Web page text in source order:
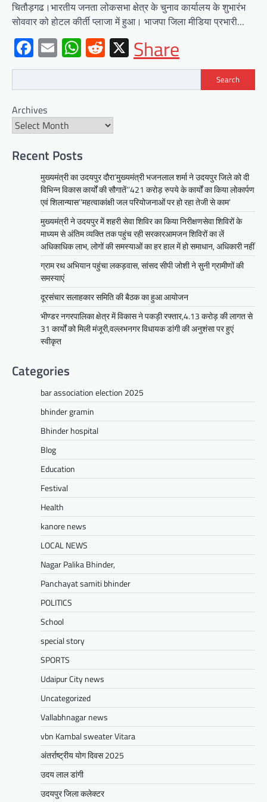
चितौड़गढ।भारतीय जनता लोकसभा क्षेत्र के चुनाव कार्यालय के शुभारंभ
सोववार को होटल कीर्ती प्लाजा में हुआ। भाजपा जिला मीडिया प्रभारी…
Facebook
EmailWhatsApp
Reddit
X
Share
Search
Archives
Recent Posts
मुख्यमंत्री का उदयपुर दौरा’मुख्यमंत्री भजनलाल शर्मा ने उदयपुर जिले को दी
विभिन्न विकास कार्यों की सौगातें’’421 करोड़ रुपये के कार्यों का किया लोकार्पण
एवं शिलान्यास’’महत्वाकांक्षी जल परियोजनाओं पर हो रहा तेजी से काम’
मुख्यमंत्री ने उदयपुर में शहरी सेवा शिविर का किया निरीक्षणसेवा शिविरों के
माध्यम से अंतिम व्यक्ति तक पहुंच रही सरकारआमजन शिविरों का लें
अधिकाधिक लाभ, लोगों की समस्याओं का हर हाल में हो समाधान, अधिकारी नहीं
ग्राम रथ अभियान पहुंचा लकड़वास, सांसद सीपी जोशी ने सुनी ग्रामीणों की
समस्याएं
दूरसंचार सलाहकार समिति की बैठक का हुआ आयोजन
भीण्डर नगरपालिका क्षेत्र में विकास ने पकड़ी रफ्तार,4.13 करोड़ की लागत से
31 कार्यों को मिली मंजूरी,वल्लभनगर विधायक डांगी की अनुशंसा पर हुएं
स्वीकृत
Categories
bar association election 2025
bhinder gramin
Bhinder hospital
Blog
Education
Festival
Health
kanore news
LOCAL NEWS
Nagar Palika Bhinder,
Panchayat samiti bhinder
POLITICS
School
special story
SPORTS
Udaipur City news
Uncategorized
Vallabhnagar news
vbn Kambal sweater Vitara
अंतर्राष्ट्रीय योग दिवस 2025
उदय लाल डांगी
उदयपुर जिला कलेक्टर
का किया निरीक्षणसेवा शिविरों के माध्यम से
अंतिम व्यक्ति तक पहुंच रही
समाधान, अधिकारी नहीं
Mewari Khabar June 17, 2026
उदयपुर जयपुर 17 जून। मुख्यमंत्री भजनलाल शर्मा ने
बुधवार को उदयपुर प्रवास के दौरान उदयपुर विकास
प्राधिकरण में आयोजित शहरी…
Facebook
EmailWhatsApp
Reddit
X
Share
सीपी जोशी
ग्राम रथ अभियान पहुंचा लकड़वास, सांसद
अंतिम पायदान पर बैठे व्यक्ति तक योजनाओं का लाभ
पहुंचाने और उसे मुख्यधारा…
Facebook
EmailWhatsApp
Reddit
X
Share
UDAIPUR CITY NEWS
हुआ आयोजन
Mewari Khabar April 22, 2026
मेवाड़ी खबर@उदयपुर।दूर संचार सलाहकार समिति की
बैठक बुधवार को भारत संचार निगम लिमिटेड बीएसएनएल
के सभागार में सांसद उदयपुर डॉ.…
Facebook
EmailWhatsApp
Reddit
X
Share
मुख्यमंत्री का उदयपुर दौरा’मुख्यमंत्री
भजनलाल शर्मा ने उदयपुर जिले को दी
विभिन्न विकास कार्यों की सौगातें’’421
करोड़ रुपये के कार्यों का किया लोकार्पण एवं
शिलान्यास’’महत्वाकांक्षी जल परियोजनाओं
पर हो रहा तेजी से काम’
Mewari Khabar August 2, 2026
मेवाड़ी खबर@उदयपुर/जयपुर। मुख्यमंत्री भजनलाल शर्मा
ने कहा कि राज्य सरकार ने राजस्थान के विकास का